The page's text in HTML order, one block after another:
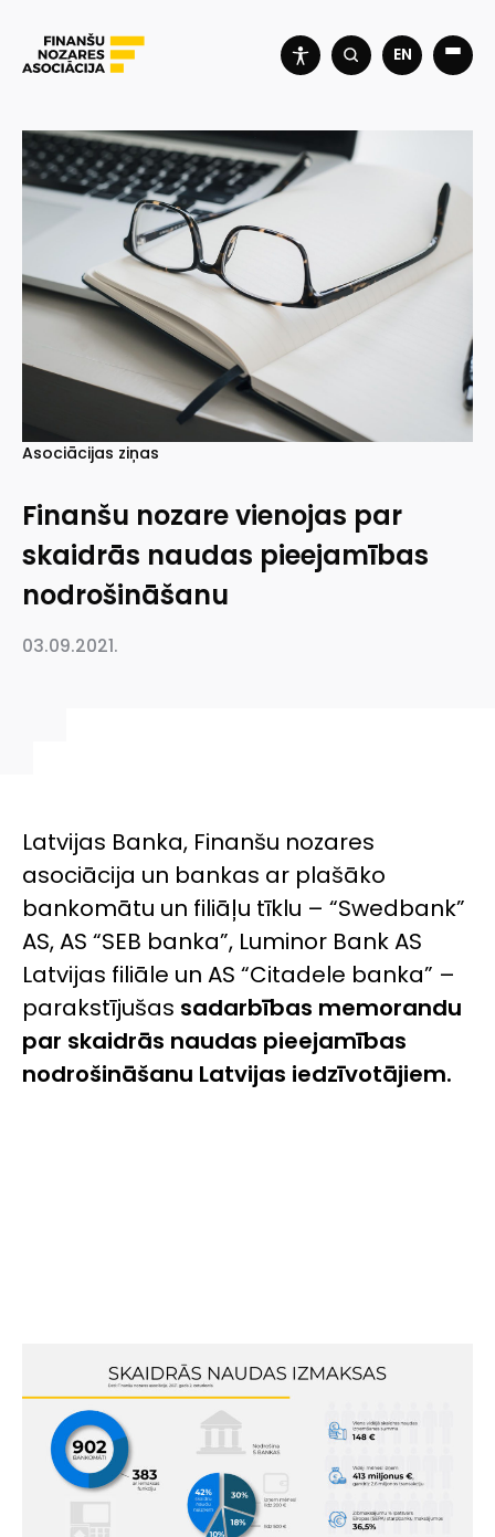
EN
Asociācijas ziņas
Finanšu nozare vienojas par
skaidrās naudas pieejamības
nodrošināšanu
03.09.2021.
Latvijas Banka, Finanšu nozares
asociācija un bankas ar plašāko
bankomātu un filiāļu tīklu – “Swedbank”
AS, AS “SEB banka”, Luminor Bank AS
Latvijas filiāle un AS “Citadele banka” –
parakstījušas sadarbības memorandu
par skaidrās naudas pieejamības
nodrošināšanu Latvijas iedzīvotājiem.